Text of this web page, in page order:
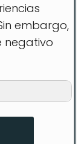
embargo,
negativo